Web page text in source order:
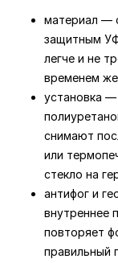
материал —
защитным
легче и не
временем
установка
снимают
или
стекло на
антифог и
внутреннее
повторяет
правильный